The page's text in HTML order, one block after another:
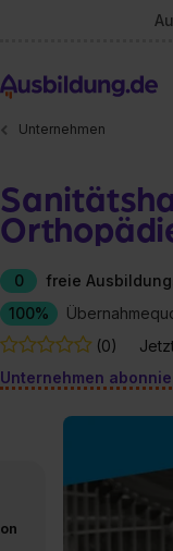
Unternehmen
0
freie
100%
(0)
Unternehmen